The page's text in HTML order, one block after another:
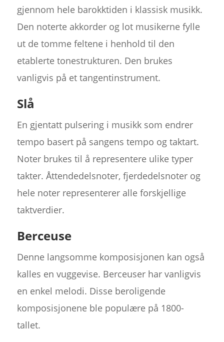
gjennom hele barokktiden i klassisk musikk.
Den noterte akkorder og lot musikerne fylle
ut de tomme feltene i henhold til den
etablerte tonestrukturen. Den brukes
vanligvis på et tangentinstrument.
Slå
En gjentatt pulsering i musikk som endrer
tempo basert på sangens tempo og taktart.
Noter brukes til å representere ulike typer
takter. Åttendedelsnoter, fjerdedelsnoter og
hele noter representerer alle forskjellige
taktverdier.
Berceuse
Denne langsomme komposisjonen kan også
kalles en vuggevise. Berceuser har vanligvis
en enkel melodi. Disse beroligende
komposisjonene ble populære på 1800-
tallet.